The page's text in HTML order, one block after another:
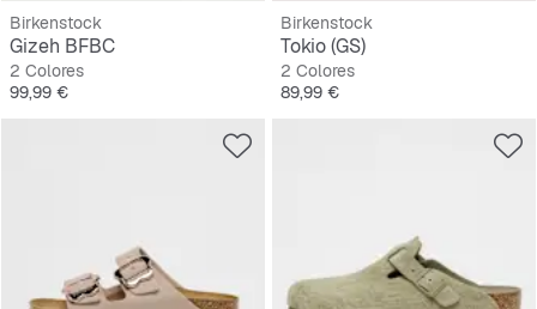
Birkenstock
Gizeh BFBC
2 Colores
Precio
99,99 €
Birkenstock
Tokio (GS)
2 Colores
Precio
89,99 €